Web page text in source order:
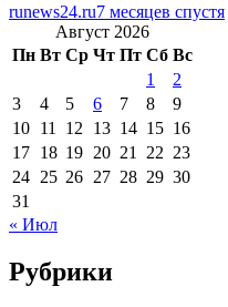
runews24.ru7 месяцев спустя
Август 2026
Пн Вт Ср Чт Пт Сб Вс
1
2
3
4 5 6 7 8
9
10 11 12 13 14 15 16
17 18 19 20 21 22 23
24 25 26 27 28 29 30
31
« Июл
Рубрики